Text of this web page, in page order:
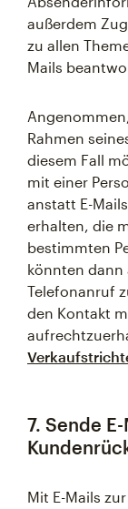
außerdem
zu allen
Mails
Rahmen
diesem Fall
mit einer
anstatt E-
erhalten, die
bestimmten
könnten dann
Telefonanruf
den Kontakt
7. Sende
Mit E-Mails